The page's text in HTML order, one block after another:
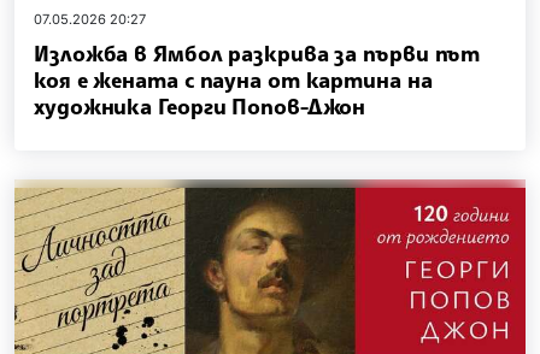
07.05.2026 20:27
Изложба в Ямбол разкрива за първи път
коя е жената с пауна от картина на
художника Георги Попов-Джон